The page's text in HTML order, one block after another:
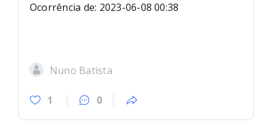
Ocorrência de: 2023-06-08 00:38
Nuno Batista
1 0